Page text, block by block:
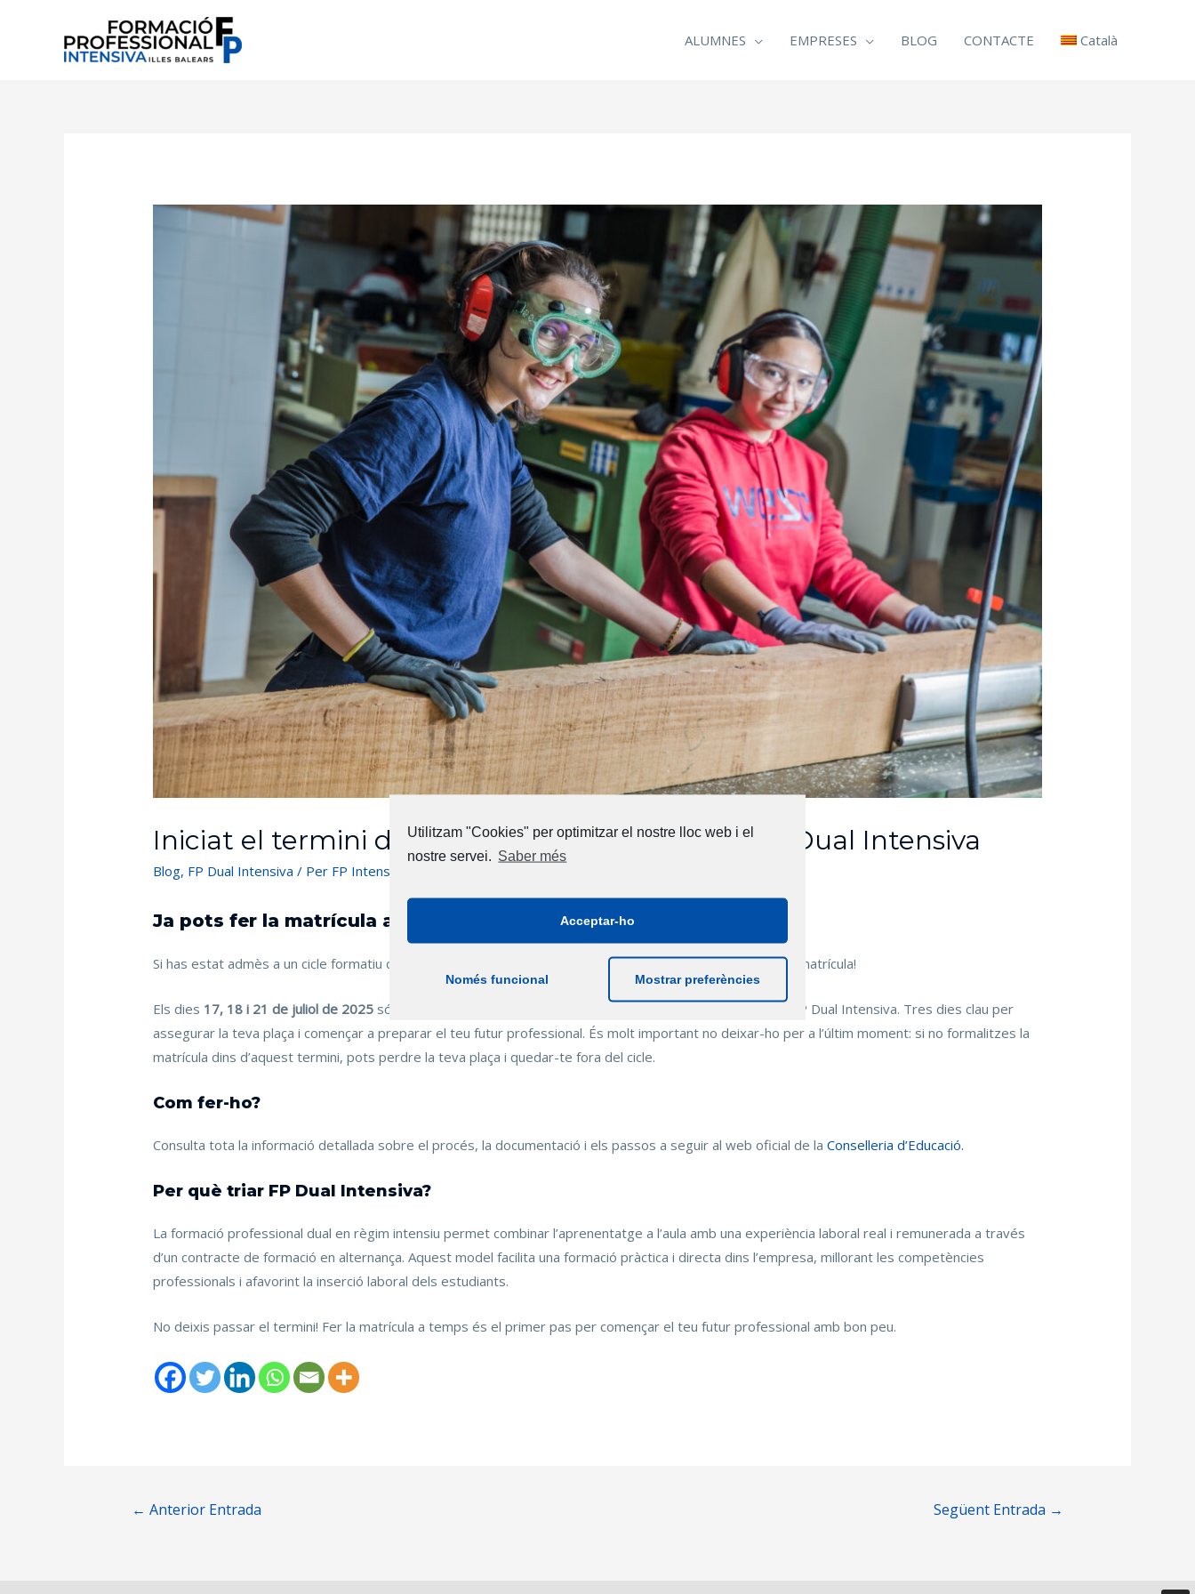
ALUMNES EMPRESES BLOG CONTACTE Català
Iniciat el termini de matrícula per als cicles d’FP Dual Intensiva
Blog, FP Dual Intensiva / Per FP Intensiva
Ja pots fer la matrícula als cicles d’FP Dual Intensiva!
Si has estat admès a un cicle formatiu d’FP Dual Intensiva per al curs 2025-2026… és el moment de fer la matrícula!
Els dies 17, 18 i 21 de juliol de 2025 són les dates per formalitzar la teva matrícula als cicles formatius d’FP Dual Intensiva. Tres dies clau per
assegurar la teva plaça i començar a preparar el teu futur professional. És molt important no deixar-ho per a l’últim moment: si no formalitzes la
matrícula dins d’aquest termini, pots perdre la teva plaça i quedar-te fora del cicle.
Com fer-ho?
Consulta tota la informació detallada sobre el procés, la documentació i els passos a seguir al web oficial de la Conselleria d’Educació.
Per què triar FP Dual Intensiva?
La formació professional dual en règim intensiu permet combinar l’aprenentatge a l’aula amb una experiència laboral real i remunerada a través
d’un contracte de formació en alternança. Aquest model facilita una formació pràctica i directa dins l’empresa, millorant les competències
professionals i afavorint la inserció laboral dels estudiants.
No deixis passar el termini! Fer la matrícula a temps és el primer pas per començar el teu futur professional amb bon peu.
← Anterior Entrada Següent Entrada →
Utilitzam "Cookies" per optimitzar el nostre lloc web i el
nostre servei. Saber més
Acceptar-ho
Només funcional Mostrar preferències